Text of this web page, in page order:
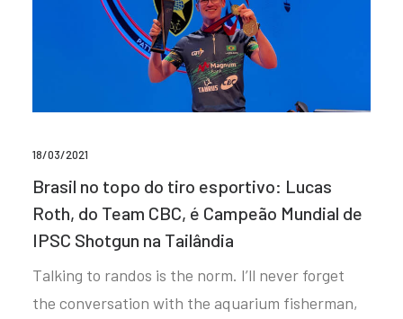
18/03/2021
Brasil no topo do tiro esportivo: Lucas
Roth, do Team CBC, é Campeão Mundial de
IPSC Shotgun na Tailândia
Talking to randos is the norm. I’ll never forget
the conversation with the aquarium fisherman,